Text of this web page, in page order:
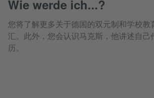
Wie werde ich...?
您将了解更多关于德国的双元制和学校教
汇。此外，您会认识马克斯，他讲述自己
历。